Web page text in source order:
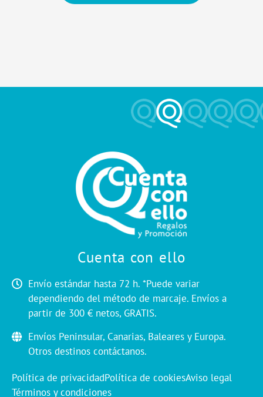
Cuenta con ello
Envío estándar hasta 72 h. *Puede variar
dependiendo del método de marcaje. Envíos a
partir de 300 € netos, GRATIS.
Envíos Peninsular, Canarias, Baleares y Europa.
Otros destinos contáctanos.
Política de privacidadPolítica de cookiesAviso legal
Términos y condiciones